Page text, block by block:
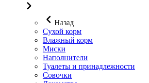
Назад
Сухой корм
Влажный корм
Миски
Наполнители
Туалеты и принадлежности
Совочки